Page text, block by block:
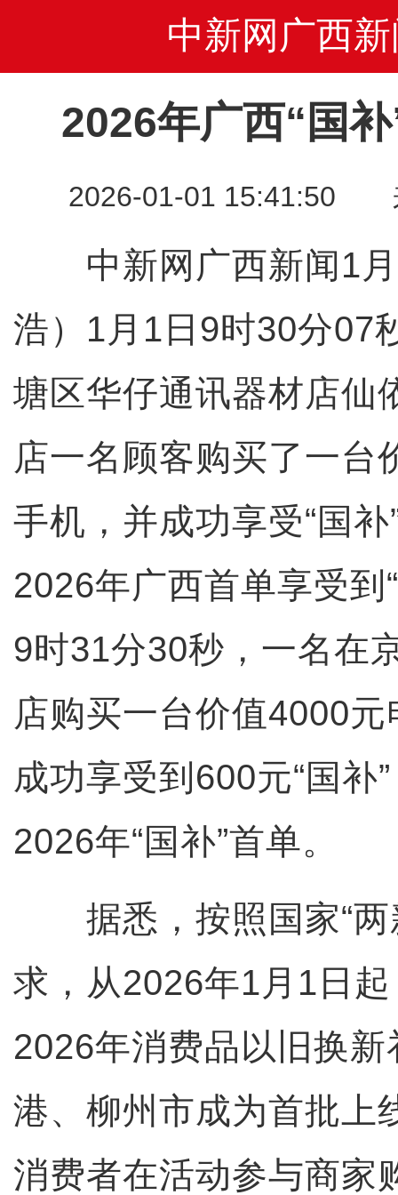
中新网广西新
2026年广西“国
2026-01-01 15:41:50
中新网广西新闻1月
浩）1月1日9时30分07
塘区华仔通讯器材店仙
店一名顾客购买了一台
手机，并成功享受“国
2026年广西首单享受到
9时31分30秒，一名在
店购买一台价值4000
成功享受到600元“国补
2026年“国补”首单。
据悉，按照国家“两
求，从2026年1月1日
2026年消费品以旧换
港、柳州市成为首批上
消费者在活动参与商家